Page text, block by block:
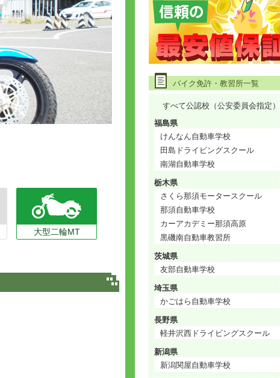
大型二輪MT
バイク免許・教習所一覧
すべて公認校（公安委員会指定）
福島県
けんなん自動車学校
田島ドライビングスクール
南湖自動車学校
栃木県
さくら那須モータースクール
那須自動車学校
カーアカデミー那須高原
黒磯南自動車教習所
茨城県
友部自動車学校
埼玉県
かごはら自動車学校
長野県
軽井沢西ドライビングスクール
新潟県
新潟関屋自動車学校